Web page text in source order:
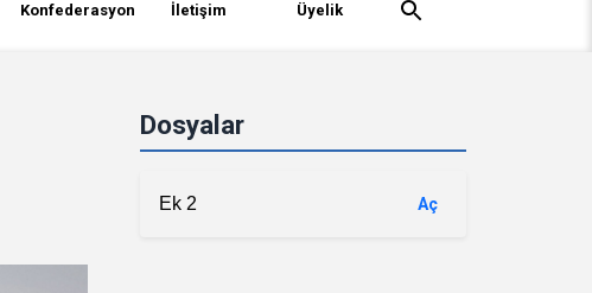
Konfederasyon İletişim Üyelik
Dosyalar
Ek 2 Aç